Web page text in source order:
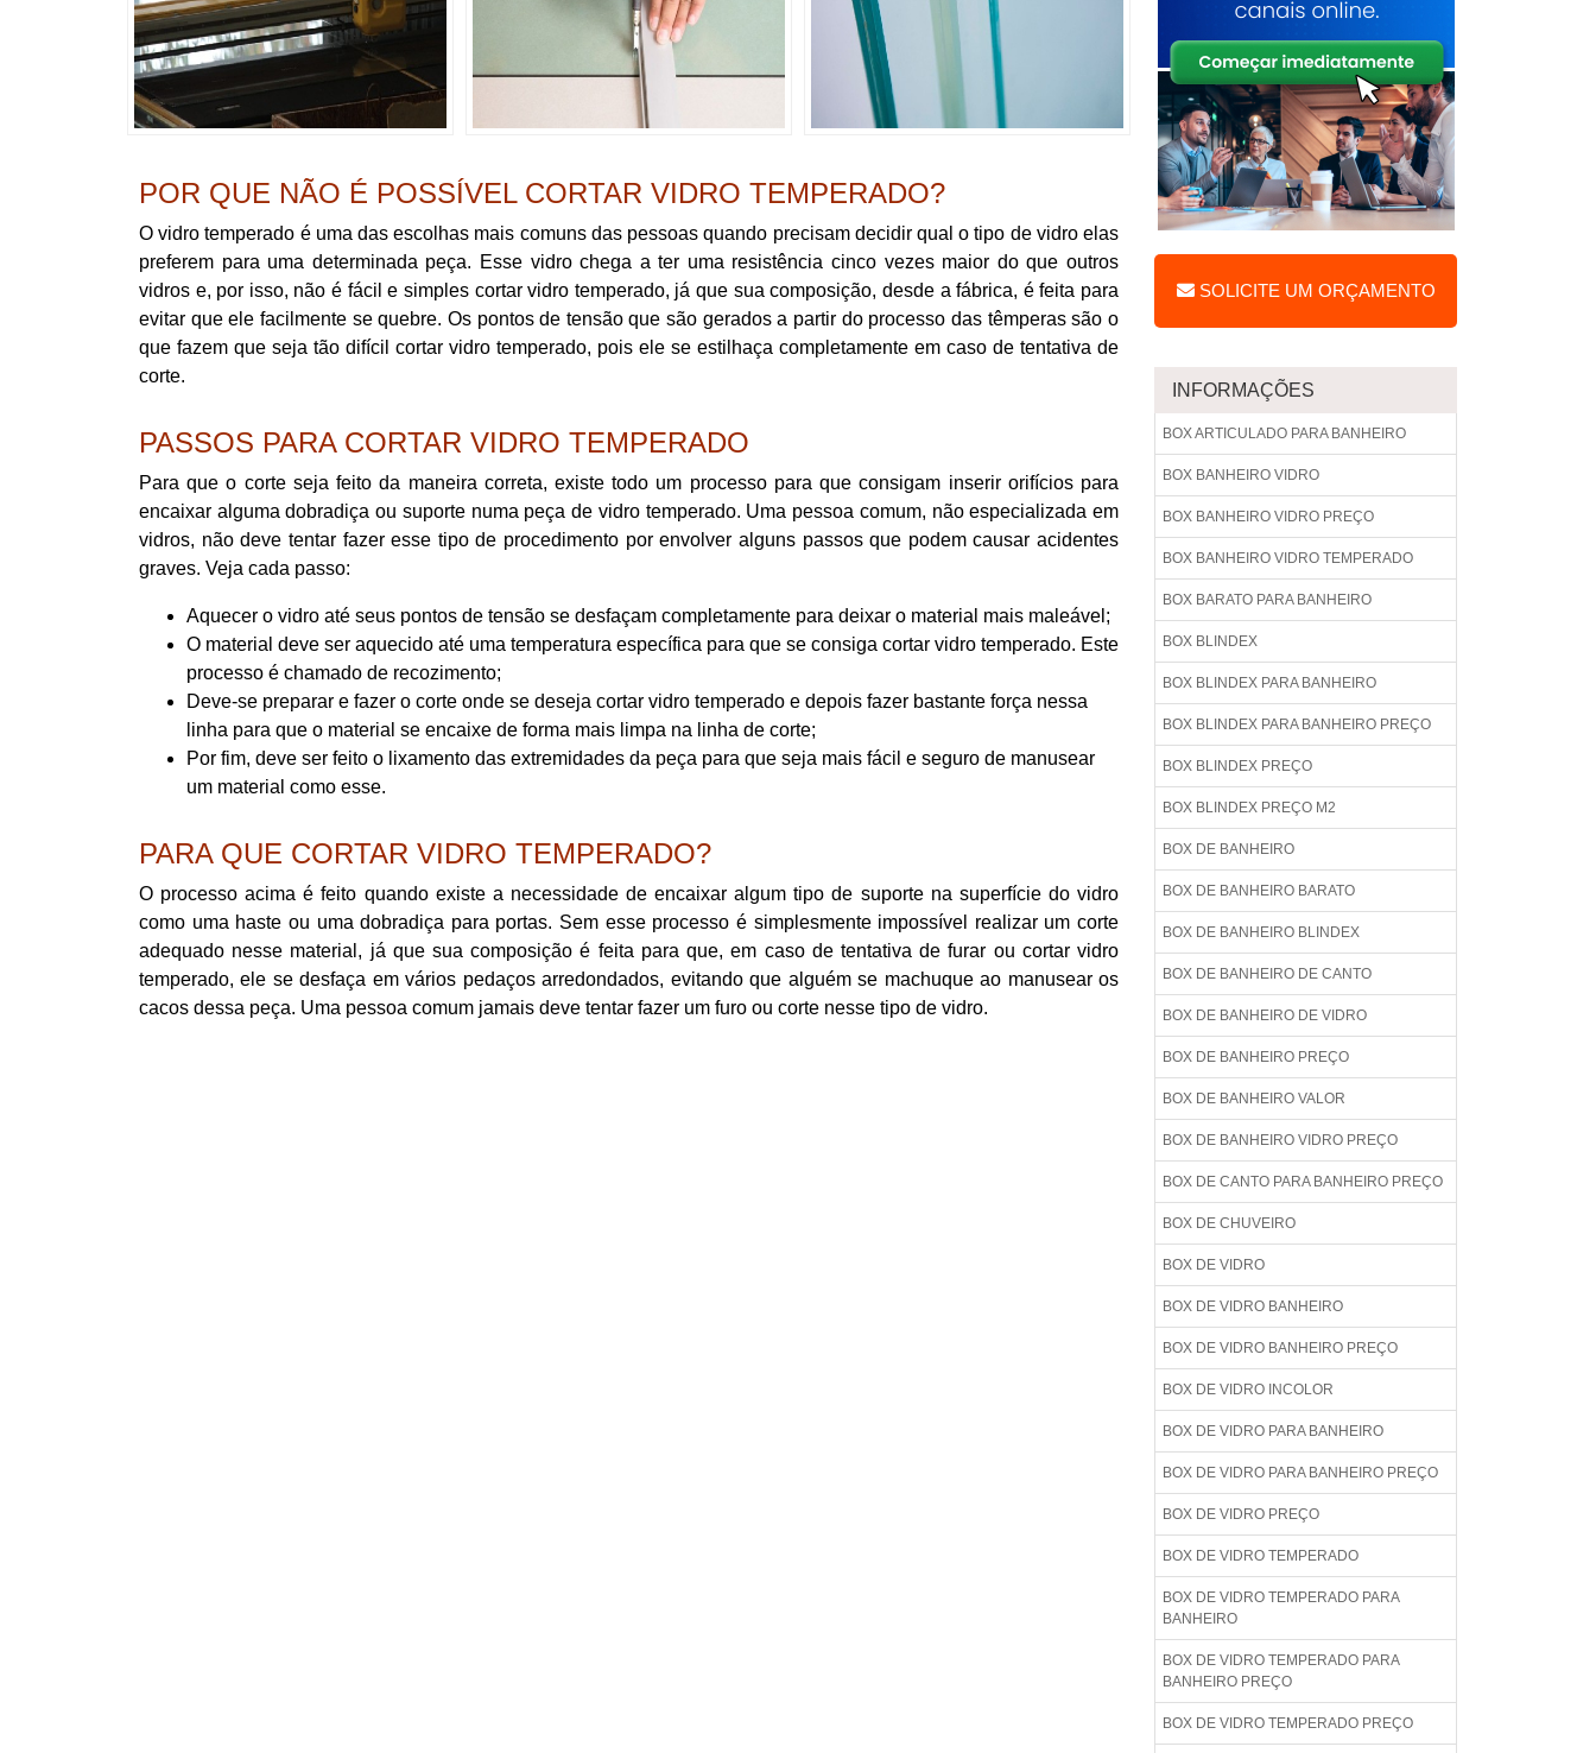
POR QUE NÃO É POSSÍVEL CORTAR VIDRO TEMPERADO?
O vidro temperado é uma das escolhas mais comuns das pessoas quando precisam decidir qual o tipo de vidro elas
preferem para uma determinada peça. Esse vidro chega a ter uma resistência cinco vezes maior do que outros
vidros e, por isso, não é fácil e simples cortar vidro temperado, já que sua composição, desde a fábrica, é feita para
evitar que ele facilmente se quebre. Os pontos de tensão que são gerados a partir do processo das têmperas são o
que fazem que seja tão difícil cortar vidro temperado, pois ele se estilhaça completamente em caso de tentativa de
corte.
PASSOS PARA CORTAR VIDRO TEMPERADO
Para que o corte seja feito da maneira correta, existe todo um processo para que consigam inserir orifícios para
encaixar alguma dobradiça ou suporte numa peça de vidro temperado. Uma pessoa comum, não especializada em
vidros, não deve tentar fazer esse tipo de procedimento por envolver alguns passos que podem causar acidentes
graves. Veja cada passo:
Aquecer o vidro até seus pontos de tensão se desfaçam completamente para deixar o material mais maleável;
O material deve ser aquecido até uma temperatura específica para que se consiga cortar vidro temperado. Este
processo é chamado de recozimento;
Deve-se preparar e fazer o corte onde se deseja cortar vidro temperado e depois fazer bastante força nessa
linha para que o material se encaixe de forma mais limpa na linha de corte;
Por fim, deve ser feito o lixamento das extremidades da peça para que seja mais fácil e seguro de manusear
um material como esse.
PARA QUE CORTAR VIDRO TEMPERADO?
O processo acima é feito quando existe a necessidade de encaixar algum tipo de suporte na superfície do vidro
como uma haste ou uma dobradiça para portas. Sem esse processo é simplesmente impossível realizar um corte
adequado nesse material, já que sua composição é feita para que, em caso de tentativa de furar ou cortar vidro
temperado, ele se desfaça em vários pedaços arredondados, evitando que alguém se machuque ao manusear os
cacos dessa peça. Uma pessoa comum jamais deve tentar fazer um furo ou corte nesse tipo de vidro.
SOLICITE UM ORÇAMENTO
INFORMAÇÕES
BOX ARTICULADO PARA BANHEIRO
BOX BANHEIRO VIDRO
BOX BANHEIRO VIDRO PREÇO
BOX BANHEIRO VIDRO TEMPERADO
BOX BARATO PARA BANHEIRO
BOX BLINDEX
BOX BLINDEX PARA BANHEIRO
BOX BLINDEX PARA BANHEIRO PREÇO
BOX BLINDEX PREÇO
BOX BLINDEX PREÇO M2
BOX DE BANHEIRO
BOX DE BANHEIRO BARATO
BOX DE BANHEIRO BLINDEX
BOX DE BANHEIRO DE CANTO
BOX DE BANHEIRO DE VIDRO
BOX DE BANHEIRO PREÇO
BOX DE BANHEIRO VALOR
BOX DE BANHEIRO VIDRO PREÇO
BOX DE CANTO PARA BANHEIRO PREÇO
BOX DE CHUVEIRO
BOX DE VIDRO
BOX DE VIDRO BANHEIRO
BOX DE VIDRO BANHEIRO PREÇO
BOX DE VIDRO INCOLOR
BOX DE VIDRO PARA BANHEIRO
BOX DE VIDRO PARA BANHEIRO PREÇO
BOX DE VIDRO PREÇO
BOX DE VIDRO TEMPERADO
BOX DE VIDRO TEMPERADO PARA
BANHEIRO
BOX DE VIDRO TEMPERADO PARA
BANHEIRO PREÇO
BOX DE VIDRO TEMPERADO PREÇO